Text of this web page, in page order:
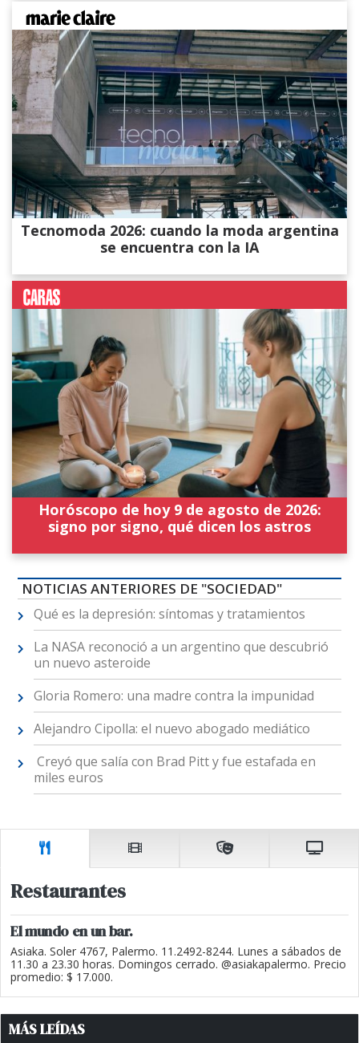
Tecnomoda 2026: cuando la moda argentina
se encuentra con la IA
Horóscopo de hoy 9 de agosto de 2026:
signo por signo, qué dicen los astros
NOTICIAS ANTERIORES DE "SOCIEDAD"
Qué es la depresión: síntomas y tratamientos
La NASA reconoció a un argentino que descubrió
un nuevo asteroide
Gloria Romero: una madre contra la impunidad
Alejandro Cipolla: el nuevo abogado mediático
Creyó que salía con Brad Pitt y fue estafada en
miles euros
Restaurantes
El mundo en un bar.
Asiaka. Soler 4767, Palermo. 11.2492-8244. Lunes a sábados de
11.30 a 23.30 horas. Domingos cerrado. @asiakapalermo. Precio
promedio: $ 17.000.
MÁS LEÍDAS